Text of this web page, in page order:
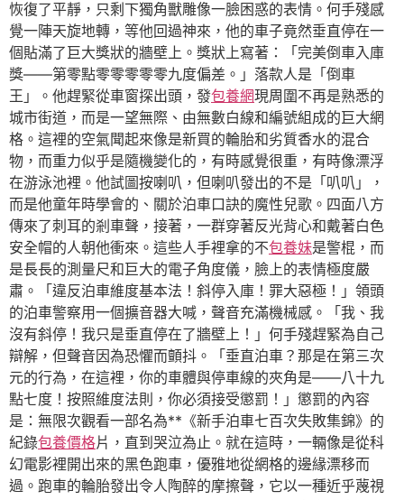
恢復了平靜，只剩下獨角獸雕像一臉困惑的表情。何手殘感
覺一陣天旋地轉，等他回過神來，他的車子竟然垂直停在一
個貼滿了巨大獎狀的牆壁上。獎狀上寫著：「完美倒車入庫
獎——第零點零零零零零九度偏差。」落款人是「倒車
王」。他趕緊從車窗探出頭，發包養網現周圍不再是熟悉的
城市街道，而是一望無際、由無數白線和編號組成的巨大網
格。這裡的空氣聞起來像是新買的輪胎和劣質香水的混合
物，而重力似乎是隨機變化的，有時感覺很重，有時像漂浮
在游泳池裡。他試圖按喇叭，但喇叭發出的不是「叭叭」，
而是他童年時學會的、關於泊車口訣的魔性兒歌。四面八方
傳來了刺耳的剎車聲，接著，一群穿著反光背心和戴著白色
安全帽的人朝他衝來。這些人手裡拿的不包養妹是警棍，而
是長長的測量尺和巨大的電子角度儀，臉上的表情極度嚴
肅。「違反泊車維度基本法！斜停入庫！罪大惡極！」領頭
的泊車警察用一個擴音器大喊，聲音充滿機械感。「我、我
沒有斜停！我只是垂直停在了牆壁上！」何手殘趕緊為自己
辯解，但聲音因為恐懼而顫抖。「垂直泊車？那是在第三次
元的行為，在這裡，你的車體與停車線的夾角是——八十九
點七度！按照維度法則，你必須接受懲罰！」懲罰的內容
是：無限次觀看一部名為**《新手泊車七百次失敗集錦》的
紀錄包養價格片，直到哭泣為止。就在這時，一輛像是從科
幻電影裡開出來的黑色跑車，優雅地從網格的邊緣漂移而
過。跑車的輪胎發出令人陶醉的摩擦聲，它以一種近乎蔑視